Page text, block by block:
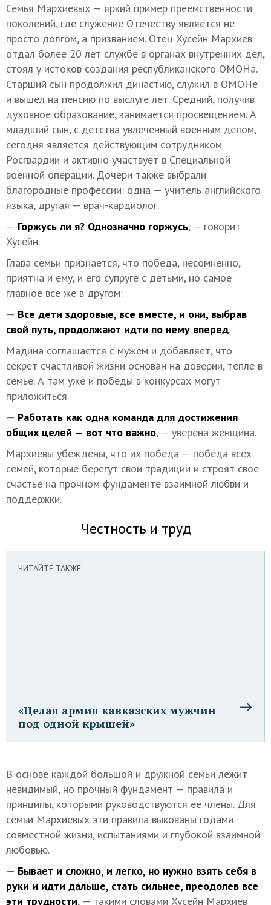
Семья Мархиевых — яркий пример преемственности
поколений, где служение Отечеству является не
просто долгом, а призванием. Отец Хусейн Мархиев
отдал более 20 лет службе в органах внутренних дел,
стоял у истоков создания республиканского ОМОНа.
Старший сын продолжил династию, служил в ОМОНе
и вышел на пенсию по выслуге лет. Средний, получив
духовное образование, занимается просвещением. А
младший сын, с детства увлеченный военным делом,
сегодня является действующим сотрудником
Росгвардии и активно участвует в Специальной
военной операции. Дочери также выбрали
благородные профессии: одна — учитель английского
языка, другая — врач-кардиолог.
— Горжусь ли я? Однозначно горжусь, — говорит
Хусейн.
Глава семьи признается, что победа, несомненно,
приятна и ему, и его супруге с детьми, но самое
главное все же в другом:
— Все дети здоровые, все вместе, и они, выбрав
свой путь, продолжают идти по нему вперед.
Мадина соглашается с мужем и добавляет, что
секрет счастливой жизни основан на доверии, тепле в
семье. А там уже и победы в конкурсах могут
приложиться.
— Работать как одна команда для достижения
общих целей — вот что важно, — уверена женщина.
Мархиевы убеждены, что их победа — победа всех
семей, которые берегут свои традиции и строят свое
счастье на прочном фундаменте взаимной любви и
поддержки.
Честность и труд
ЧИТАЙТЕ ТАКЖЕ
«Целая армия кавказских мужчин
под одной крышей»
В основе каждой большой и дружной семьи лежит
невидимый, но прочный фундамент — правила и
принципы, которыми руководствуются ее члены. Для
семьи Мархиевых эти правила выкованы годами
совместной жизни, испытаниями и глубокой взаимной
любовью.
— Бывает и сложно, и легко, но нужно взять себя в
руки и идти дальше, стать сильнее, преодолев все
эти трудности, — такими словами Хусейн Мархиев